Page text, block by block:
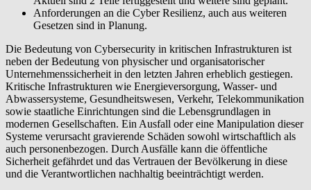
Anforderungen an die Cyber Resilienz, auch aus weiteren
Gesetzen sind in Planung.
Die Bedeutung von Cybersecurity in kritischen Infrastrukturen ist
neben der Bedeutung von physischer und organisatorischer
Unternehmenssicherheit in den letzten Jahren erheblich gestiegen.
Kritische Infrastrukturen wie Energieversorgung, Wasser- und
Abwassersysteme, Gesundheitswesen, Verkehr, Telekommunikation
sowie staatliche Einrichtungen sind die Lebensgrundlagen in
modernen Gesellschaften. Ein Ausfall oder eine Manipulation dieser
Systeme verursacht gravierende Schäden sowohl wirtschaftlich als
auch personenbezogen. Durch Ausfälle kann die öffentliche
Sicherheit gefährdet und das Vertrauen der Bevölkerung in diese
und die Verantwortlichen nachhaltig beeinträchtigt werden.